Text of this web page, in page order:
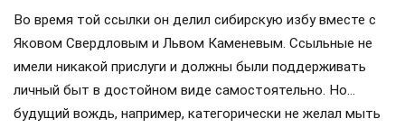
Во время той ссылки он делил сибирскую избу вместе с
Яковом Свердловым и Львом Каменевым. Ссыльные не
имели никакой прислуги и должны были поддерживать
личный быт в достойном виде самостоятельно. Но…
будущий вождь, например, категорически не желал мыть